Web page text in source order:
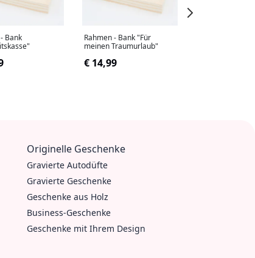
Bank
Rahmen - Bank "Für
meinen Traumurlaub"
€ 14,99
Originelle Geschenke
Gravierte Autodüfte
Gravierte Geschenke
Geschenke aus Holz
Business-Geschenke
Geschenke mit Ihrem Design